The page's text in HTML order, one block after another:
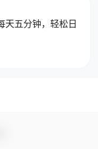
天五分钟，轻松日